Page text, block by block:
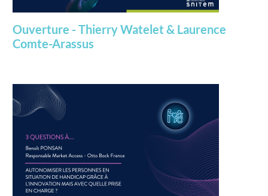
Ouverture - Thierry Watelet & Laurence
Comte-Arassus